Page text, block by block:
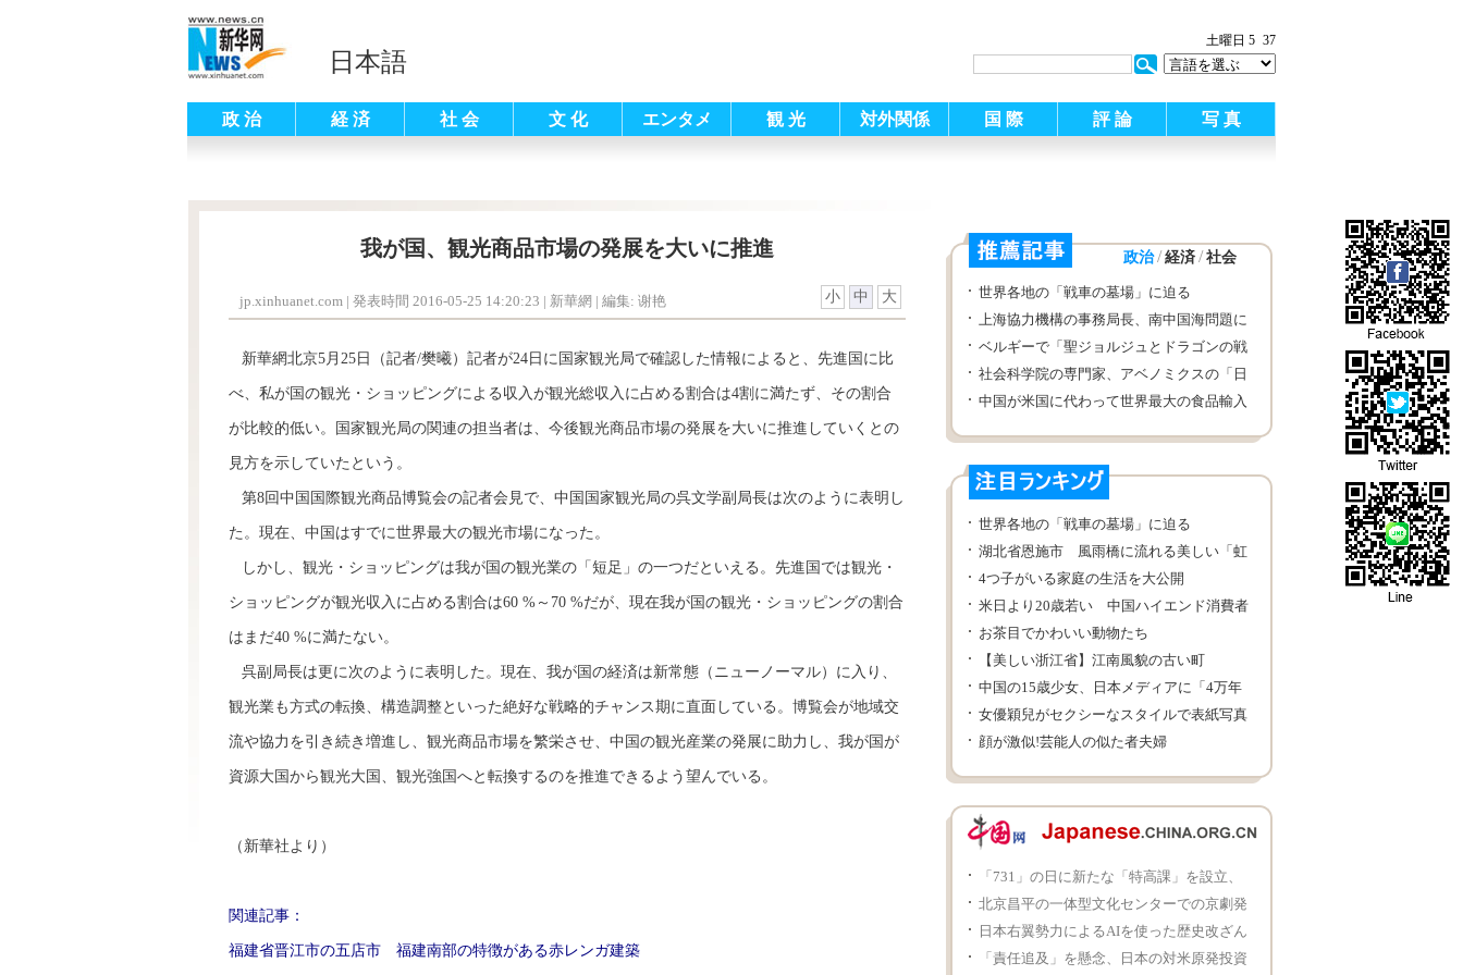
日本語
土曜日 5 37
政 治 経 済 社 会 文 化 エンタメ 観 光 対外関係 国 際 評 論 写 真
我が国、観光商品市場の発展を大いに推進
jp.xinhuanet.com | 発表時間 2016-05-25 14:20:23 | 新華網 | 編集: 谢艳 小 中 大
新華網北京5月25日（記者/樊曦）記者が24日に国家観光局で確認した情報によると、先進国に比
べ、私が国の観光・ショッピングによる収入が観光総収入に占める割合は4割に満たず、その割合
が比較的低い。国家観光局の関連の担当者は、今後観光商品市場の発展を大いに推進していくとの
見方を示していたという。
第8回中国国際観光商品博覧会の記者会見で、中国国家観光局の呉文学副局長は次のように表明し
た。現在、中国はすでに世界最大の観光市場になった。
しかし、観光・ショッピングは我が国の観光業の「短足」の一つだといえる。先進国では観光・
ショッピングが観光収入に占める割合は60 %～70 %だが、現在我が国の観光・ショッピングの割合
はまだ40 %に満たない。
呉副局長は更に次のように表明した。現在、我が国の経済は新常態（ニューノーマル）に入り、
観光業も方式の転換、構造調整といった絶好な戦略的チャンス期に直面している。博覧会が地域交
流や協力を引き続き増進し、観光商品市場を繁栄させ、中国の観光産業の発展に助力し、我が国が
資源大国から観光大国、観光強国へと転換するのを推進できるよう望んでいる。
（新華社より）
関連記事：
福建省晋江市の五店市 福建南部の特徴がある赤レンガ建築
政治 / 経済 / 社会
世界各地の「戦車の墓場」に迫る
上海協力機構の事務局長、南中国海問題に
ついて声明を発表
ベルギーで「聖ジョルジュとドラゴンの戦
い」が開催
社会科学院の専門家、アベノミクスの「日
本病」に対する効果はまだ現れていないと
中国が米国に代わって世界最大の食品輸入
世界各地の「戦車の墓場」に迫る
湖北省恩施市 風雨橋に流れる美しい「虹
色の滝」
4つ子がいる家庭の生活を大公開
米日より20歳若い 中国ハイエンド消費者
層の低年齢化が目立つ
お茶目でかわいい動物たち
【美しい浙江省】江南風貌の古い町
中国の15歳少女、日本メディアに「4万年
に1人の美女」と絶賛され
女優穎兒がセクシーなスタイルで表紙写真
を撮影 美貌と努力がどちらも必要
顔が激似!芸能人の似た者夫婦